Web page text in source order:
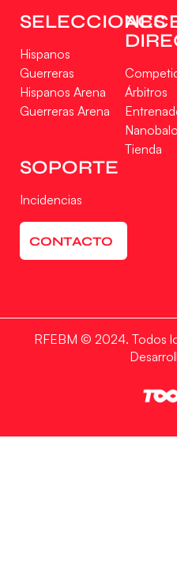
Gestionar
Para ofrecer las mejores experiencias,
para almacenar y/o acceder a la
de estas tecnologías nos permitirá
navegación o las identificaciones
consentimiento, puede afectar
funciones.
SELECCIONES
Hispanos
Guerreras
Hispanos Arena
Guerreras Arena
Árbitros
Tienda
SOPORTE
Incidencias
CONTACTO
RFEBM © 2024. Todos